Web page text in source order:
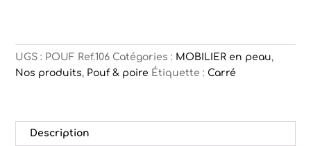
uni
Prague
UGS : POUF Ref.106 Catégories : MOBILIER en peau,
Nos produits, Pouf & poire Étiquette :Carré
Description